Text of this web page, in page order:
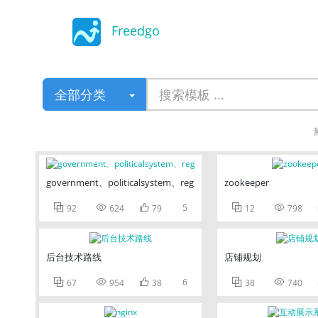
Freedgo
全部分类
government、politicalsystem、reg
 92  624  79 5
后台技术路线
 67  954  38 6
zookeeper
 12  798
店铺规划
 38  740